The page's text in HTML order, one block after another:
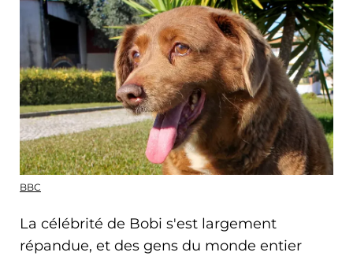
BBC
La célébrité de Bobi s'est largement
répandue, et des gens du monde entier